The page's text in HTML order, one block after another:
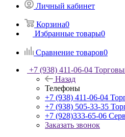
Личный кабинет
Корзина0
Избранные товары0
Сравнение товаров0
+7 (938) 411-06-04
Назад
Телефоны
+7 (938) 411-06-04
+7 (938) 505-33-35
+7 (928)333-65-06
Заказать звонок